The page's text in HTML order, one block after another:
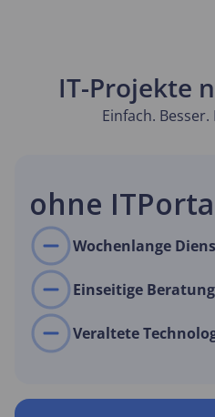
IT-Projekte
Einfach.
ohne
Wochenlange
Einseitige
Veraltete